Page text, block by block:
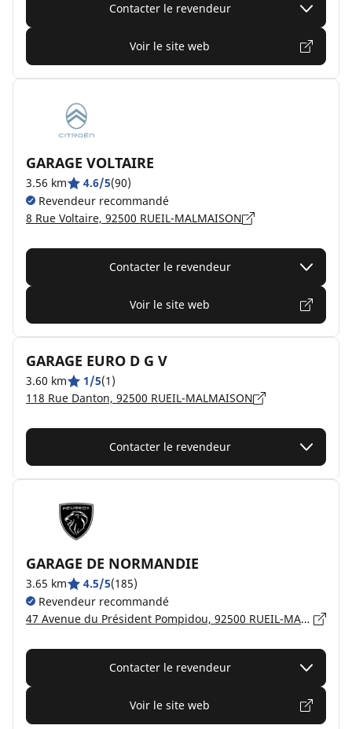
Contacter le revendeur
Voir le site web
GARAGE VOLTAIRE
3.56 km 4.6/5(90)
Revendeur recommandé
8 Rue Voltaire, 92500 RUEIL-MALMAISON
Contacter le revendeur
Voir le site web
GARAGE EURO D G V
3.60 km 1/5(1)
118 Rue Danton, 92500 RUEIL-MALMAISON
Contacter le revendeur
GARAGE DE NORMANDIE
3.65 km 4.5/5(185)
Revendeur recommandé
47 Avenue du Président Pompidou, 92500 RUEIL-MALMAISON
Contacter le revendeur
Voir le site web